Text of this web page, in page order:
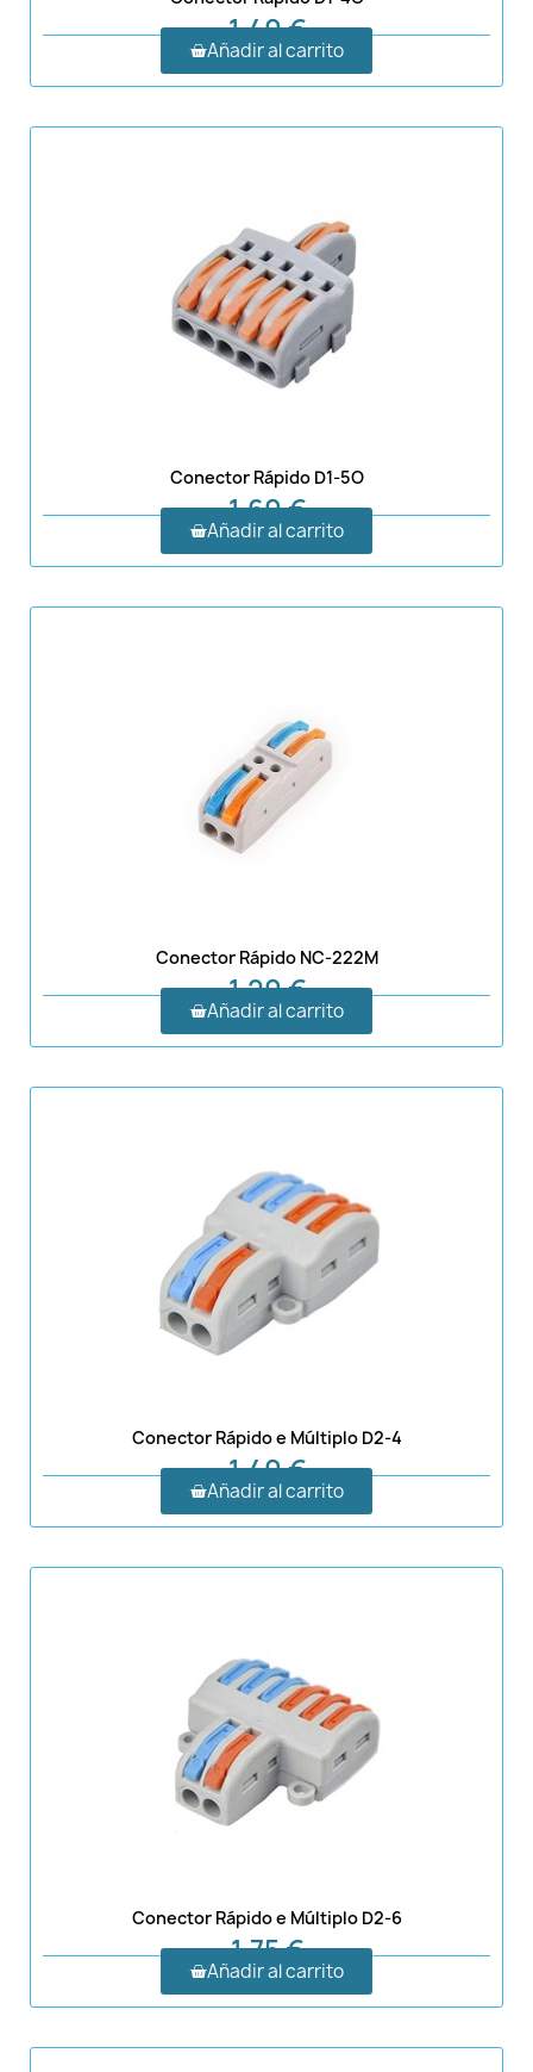
1,40 €
Añadir al carrito
Conector Rápido D1-5O
1,60 €
Añadir al carrito
Conector Rápido NC-222M
1,20 €
Añadir al carrito
Conector Rápido e Múltiplo D2-4
1,40 €
Añadir al carrito
Conector Rápido e Múltiplo D2-6
1,75 €
Añadir al carrito